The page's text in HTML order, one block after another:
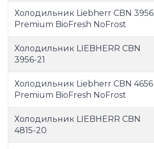
Холодильник Liebherr CBN 3956
Premium BioFresh NoFrost
Холодильник LIEBHERR CBN
3956-21
Холодильник Liebherr CBN 4656
Premium BioFresh NoFrost
Холодильник LIEBHERR CBN
4815-20